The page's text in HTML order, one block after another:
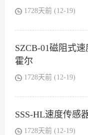
1728天前 (12-19)
SZCB-01磁阻式
霍尔
1728天前 (12-19)
SSS-HL速度传感
1728天前 (12-19)